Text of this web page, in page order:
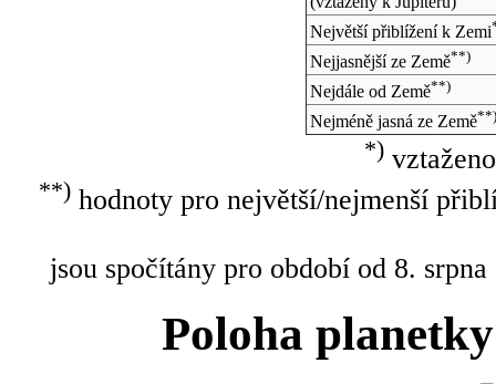
Největší přiblížení k Zemi
Nejjasnější ze Země**)
Nejdále od Země**)
Nejméně jasná ze Země**)
*)
**)hodnoty pro největší/nejmenší
jsou spočítány pro období od 8.
Poloha